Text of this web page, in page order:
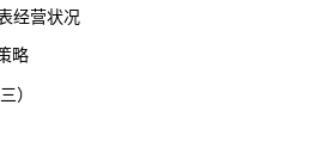
营状况
略
）